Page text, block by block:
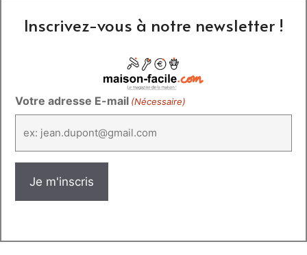
Inscrivez-vous à notre newsletter !
Votre adresse E-mail (Nécessaire)